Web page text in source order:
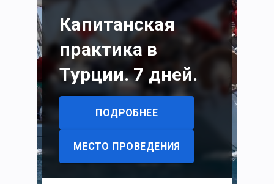
Капитанская
практика в
Турции. 7 дней.
ПОДРОБНЕЕ
МЕСТО ПРОВЕДЕНИЯ